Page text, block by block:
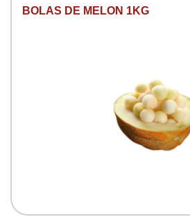
BOLAS DE MELON 1KG